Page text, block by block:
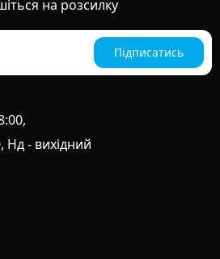
на розсилку
Підписатись
Нд - вихідний